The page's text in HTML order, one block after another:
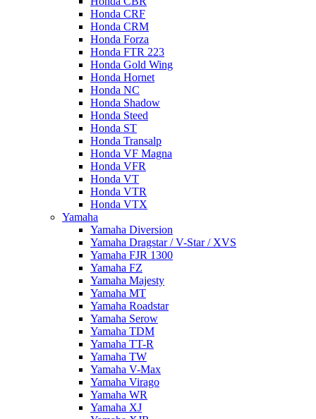
Honda CRF
Honda CRM
Honda Forza
Honda FTR 223
Honda Gold Wing
Honda Hornet
Honda NC
Honda Shadow
Honda Steed
Honda ST
Honda Transalp
Honda VF Magna
Honda VFR
Honda VT
Honda VTR
Honda VTX
Yamaha
Yamaha Diversion
Yamaha Dragstar / V-Star / XVS
Yamaha FJR 1300
Yamaha FZ
Yamaha Majesty
Yamaha MT
Yamaha Roadstar
Yamaha Serow
Yamaha TDM
Yamaha TT-R
Yamaha TW
Yamaha V-Max
Yamaha Virago
Yamaha WR
Yamaha XJ